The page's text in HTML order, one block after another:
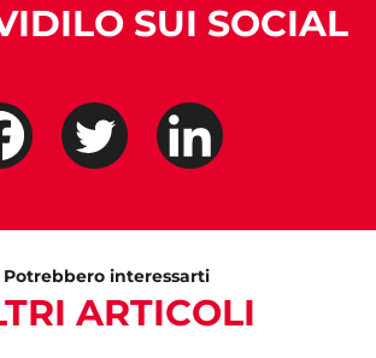
SUI SOCIAL
Potrebbero interessarti
ARTICOLI